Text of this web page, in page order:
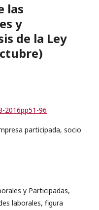
las
y
de la Ley
2016pp51-96
participada, socio
y Participadas,
laborales, figura